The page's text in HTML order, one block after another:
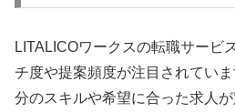
LITALICOワークスの転職サービ
チ度や提案頻度が注目されてい
分のスキルや希望に合った求人